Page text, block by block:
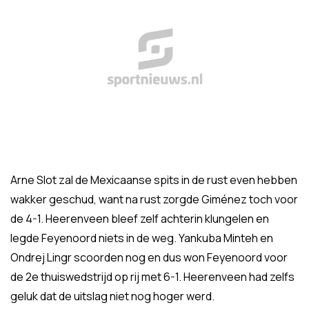
Arne Slot zal de Mexicaanse spits in de rust even hebben
wakker geschud, want na rust zorgde Giménez toch voor
de 4-1. Heerenveen bleef zelf achterin klungelen en
legde Feyenoord niets in de weg. Yankuba Minteh en
Ondrej Lingr scoorden nog en dus won Feyenoord voor
de 2e thuiswedstrijd op rij met 6-1. Heerenveen had zelfs
geluk dat de uitslag niet nog hoger werd.